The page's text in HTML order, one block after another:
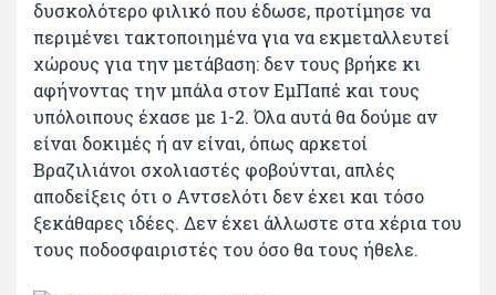
δυσκολότερο φιλικό που έδωσε, προτίμησε να
περιμένει τακτοποιημένα για να εκμεταλλευτεί
χώρους για την μετάβαση: δεν τους βρήκε κι
αφήνοντας την μπάλα στον ΕμΠαπέ και τους
υπόλοιπους έχασε με 1-2. Όλα αυτά θα δούμε αν
είναι δοκιμές ή αν είναι, όπως αρκετοί
Βραζιλιάνοι σχολιαστές φοβούνται, απλές
αποδείξεις ότι ο Αντσελότι δεν έχει και τόσο
ξεκάθαρες ιδέες. Δεν έχει άλλωστε στα χέρια του
τους ποδοσφαιριστές του όσο θα τους ήθελε.